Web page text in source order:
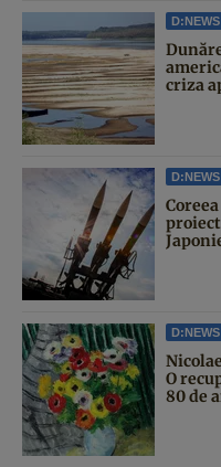
D:NEWS
criza
D:NEWS
D:NEWS
O
80 de